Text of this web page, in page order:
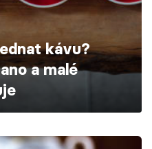
kávu?
a malé